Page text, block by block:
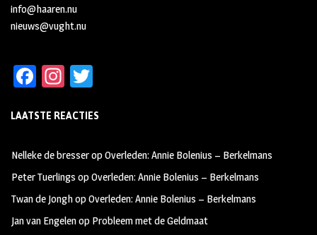
info@haaren.nu
nieuws@vught.nu
Fa
b
oo
k
In
ag
m
tt
LAATSTE REACTIES
Nelleke de bresseropOverleden: Annie Bolenius – Berkelmans
Peter Tuerlings opOverleden: Annie Bolenius – Berkelmans
Twan de JonghopOverleden: Annie Bolenius – Berkelmans
Jan van Engelenop Probleem met de Geldmaat